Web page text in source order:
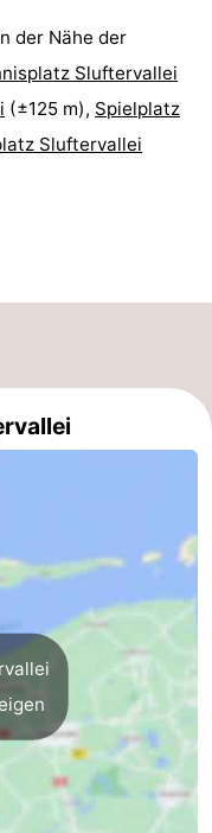
der Nähe der
Sluftervallei
(±125 m), Spielplatz
Sluftervallei